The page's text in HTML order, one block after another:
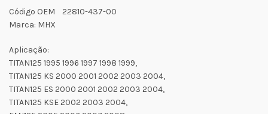
Código OEM 22810-437-00
Marca: MHX
Aplicação:
TITAN125 1995 1996 1997 1998 1999,
TITAN125 KS 2000 2001 2002 2003 2004,
TITAN125 ES 2000 2001 2002 2003 2004,
TITAN125 KSE 2002 2003 2004,